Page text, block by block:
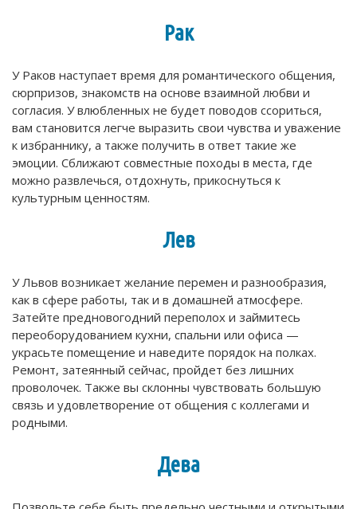
Рак
У Раков наступает время для романтического общения,
сюрпризов, знакомств на основе взаимной любви и
согласия. У влюбленных не будет поводов ссориться,
вам становится легче выразить свои чувства и уважение
к избраннику, а также получить в ответ такие же
эмоции. Сближают совместные походы в места, где
можно развлечься, отдохнуть, прикоснуться к
культурным ценностям.
Лев
У Львов возникает желание перемен и разнообразия,
как в сфере работы, так и в домашней атмосфере.
Затейте предновогодний переполох и займитесь
переоборудованием кухни, спальни или офиса —
украсьте помещение и наведите порядок на полках.
Ремонт, затеянный сейчас, пройдет без лишних
проволочек. Также вы склонны чувствовать большую
связь и удовлетворение от общения с коллегами и
родными.
Дева